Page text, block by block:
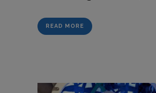
READ MORE